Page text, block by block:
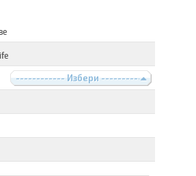
------------ Избери -----------